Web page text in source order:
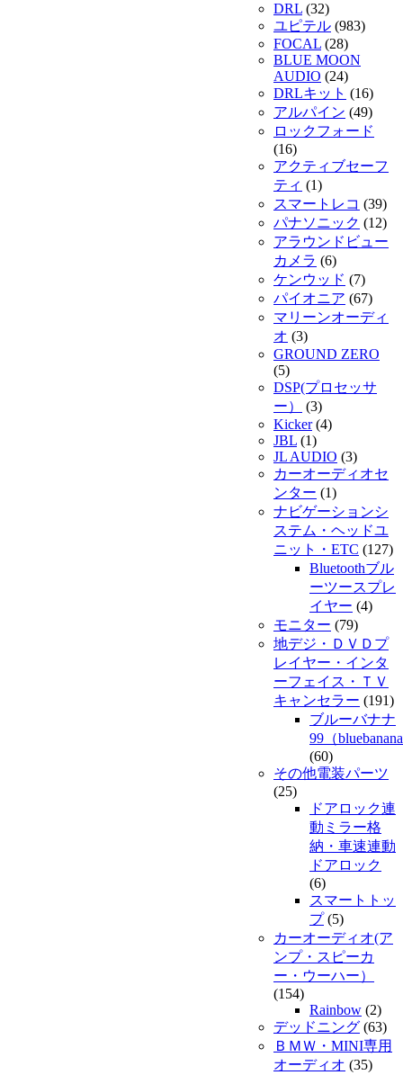
DRL (32)
ユピテル (983)
FOCAL (28)
BLUE MOON
AUDIO (24)
DRLキット (16)
アルパイン (49)
ロックフォード
(16)
アクティブセーフ
ティ (1)
スマートレコ (39)
パナソニック (12)
アラウンドビュー
カメラ (6)
ケンウッド (7)
パイオニア (67)
マリーンオーディ
オ (3)
GROUND ZERO
(5)
DSP(プロセッサ
ー）
(3)
Kicker(4)
JBL (1)
JL AUDIO (3)
カーオーディオセ
ンター (1)
ナビゲーションシ
ステム・ヘッドユ
ニット・ETC (127)
Bluetoothブル
ーツースプレ
イヤー (4)
モニター (79)
地デジ・ＤＶＤプ
レイヤー・インタ
ーフェイス・ＴＶ
キャンセラー (191)
ブルーバナナ
99（
(60)
その他電装パーツ
(25)
ドアロック連
動ミラー格
納・車速連動
ドアロック
(6)
スマートトッ
プ(5)
カーオーディオ(ア
ンプ・スピーカ
ー・ウーハー）
(154)
Rainbow (2)
デッドニング (63)
ＢＭＷ・MINI専用
オーディオ (35)